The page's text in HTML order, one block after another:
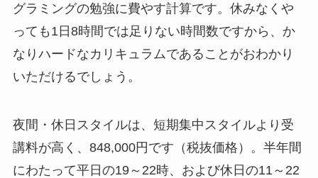
グラミングの勉強に費やす計算です。休みなくや
っても1日8時間では足りない時間数ですから、か
なりハードなカリキュラムであることがおわかり
いただけるでしょう。
夜間・休日スタイルは、短期集中スタイルより受
講料が高く、848,000円です（税抜価格）。半年間
にわたって平日の19～22時、および休日の11～22